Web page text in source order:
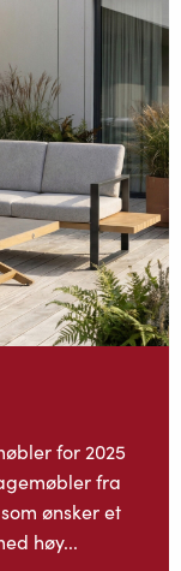
for 2025
fra
ønsker et
høy...